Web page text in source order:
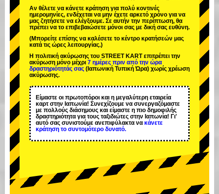
Αν θέλετε να κάνετε κράτηση για πολύ κοντινές
ημερομηνίες, ενδέχεται να μην έχετε αρκετό χρόνο για να
μας ζητήσετε να ελέγξουμε. Σε αυτήν την περίπτωση, θα
πρέπει να το επιβεβαιώσετε μόνοι σας με δική σας ευθύνη.
(Μπορείτε επίσης να καλέσετε το κέντρο κρατήσεών μας
κατά τις ώρες λειτουργίας.)
Η πολιτική ακύρωσης του STREET KART επιτρέπει την
ακύρωση μόνο μέχρι 7 ημέρες πριν από την ώρα
δραστηριότητάς σας (Ιαπωνική Τυπική Ώρα) χωρίς χρέωση
ακύρωσης.
Είμαστε οι πρωτοπόροι και η μεγαλύτερη εταιρεία
καρτστην Ιαπωνία! Συνεχίζουμε να συνεργαζόμαστε
με πολλούς διάσημους και είμαστε η πιο δημοφιλής
δραστηριότητα για τους ταξιδιώτες στην Ιαπωνία! Γι'
αυτό σας συνιστούμε ανεπιφύλακτα να κάνετε
κράτηση το συντομότερο δυνατό.